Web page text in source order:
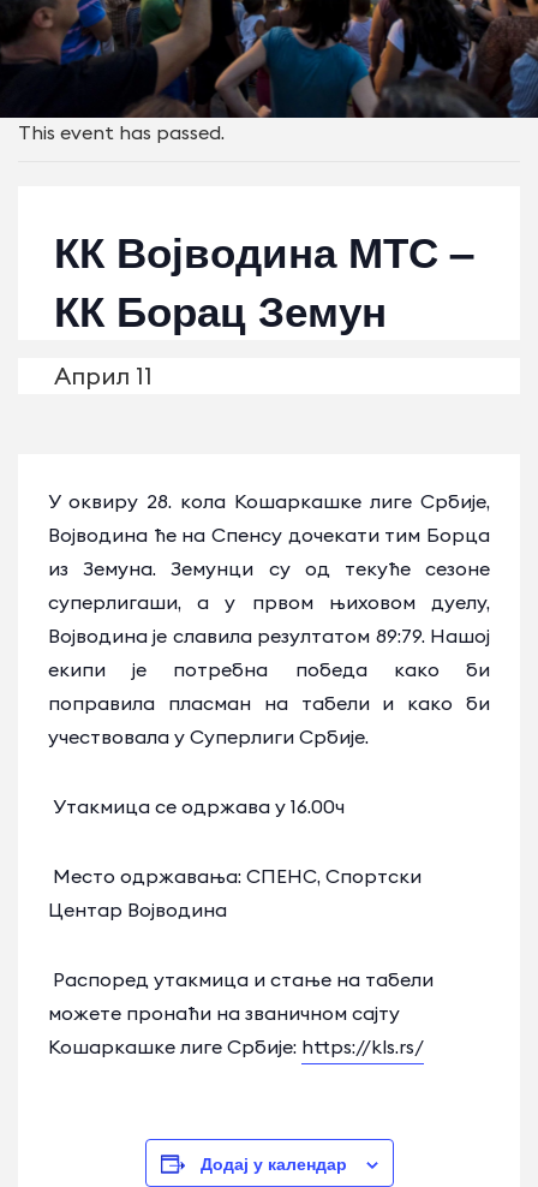
This event has passed.
КК Војводина МТС –
КК Борац Земун
Април 11
У оквиру 28. кола Кошаркашке лиге Србије,
Војводина ће на Спенсу дочекати тим Борца
из Земуна. Земунци су од текуће сезоне
суперлигаши, а у првом њиховом дуелу,
Војводина је славила резултатом 89:79. Нашој
екипи је потребна победа како би
поправила пласман на табели и како би
учествовала у Суперлиги Србије.
Утакмица се одржава у 16.00ч
Место одржавања: СПЕНС, Спортски
Центар Војводина
Распоред утакмица и стање на табели
можете пронаћи на званичном сајту
Кошаркашке лиге Србије: https://kls.rs/
Додај у календар